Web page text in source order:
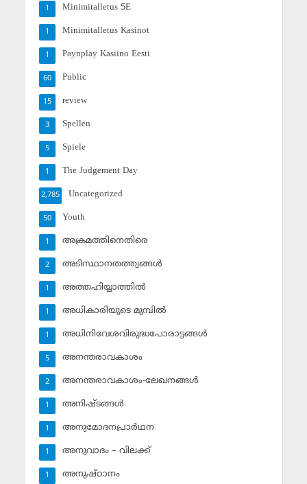
Minimitalletus 5E
1
Minimitalletus Kasinot
1
Paynplay Kasiino Eesti
1
Public
60
review
15
Spellen
3
Spiele
5
The Judgement Day
1
Uncategorized
2,785
Youth
50
അക്രമത്തിനെതിരെ
1
അടിസ്ഥാനതത്ത്വങ്ങള്‍
2
അത്തഹിയ്യാത്തില്‍
1
അധികാരിയുടെ മുമ്പില്‍
1
അധിനിവേശവിരുദ്ധപോരാട്ടങ്ങള്‍
1
അനന്തരാവകാശം
5
അനന്തരാവകാശം-ലേഖനങ്ങള്‍
2
അനിഷ്ടങ്ങള്‍
1
അനുമോദനപ്രാര്‍ഥന
1
അനുവാദം – വിലക്ക്‌
1
അനുഷ്ഠാനം
1